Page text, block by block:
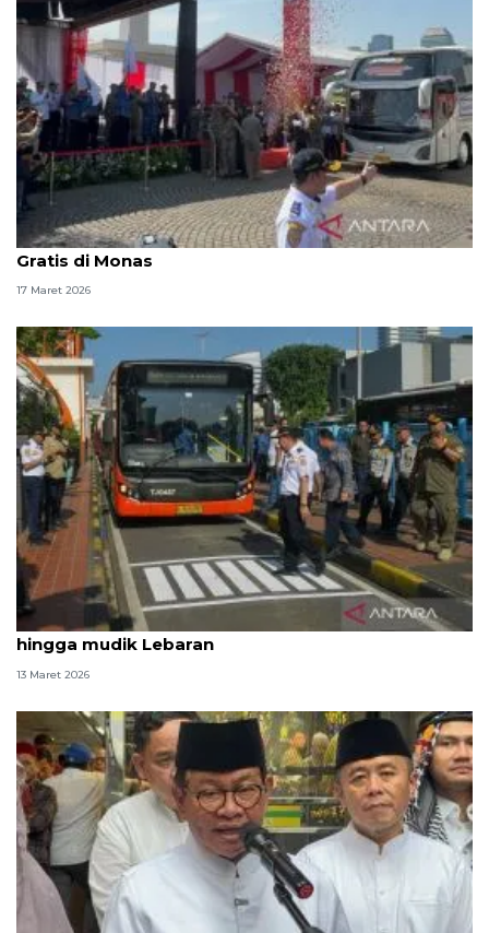
Pram-Rano lepas keberangkatan 744 bus Mudik
Gratis di Monas
17 Maret 2026
DKI kemarin, Transjabodetabek Blok M-Soetta
hingga mudik Lebaran
13 Maret 2026